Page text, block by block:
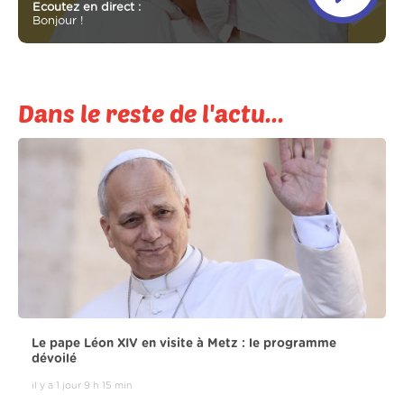
Ecoutez en direct :
Bonjour !
Dans le reste de l'actu...
Le pape Léon XIV en visite à Metz : le programme
dévoilé
il y a 1 jour 9 h 15 min